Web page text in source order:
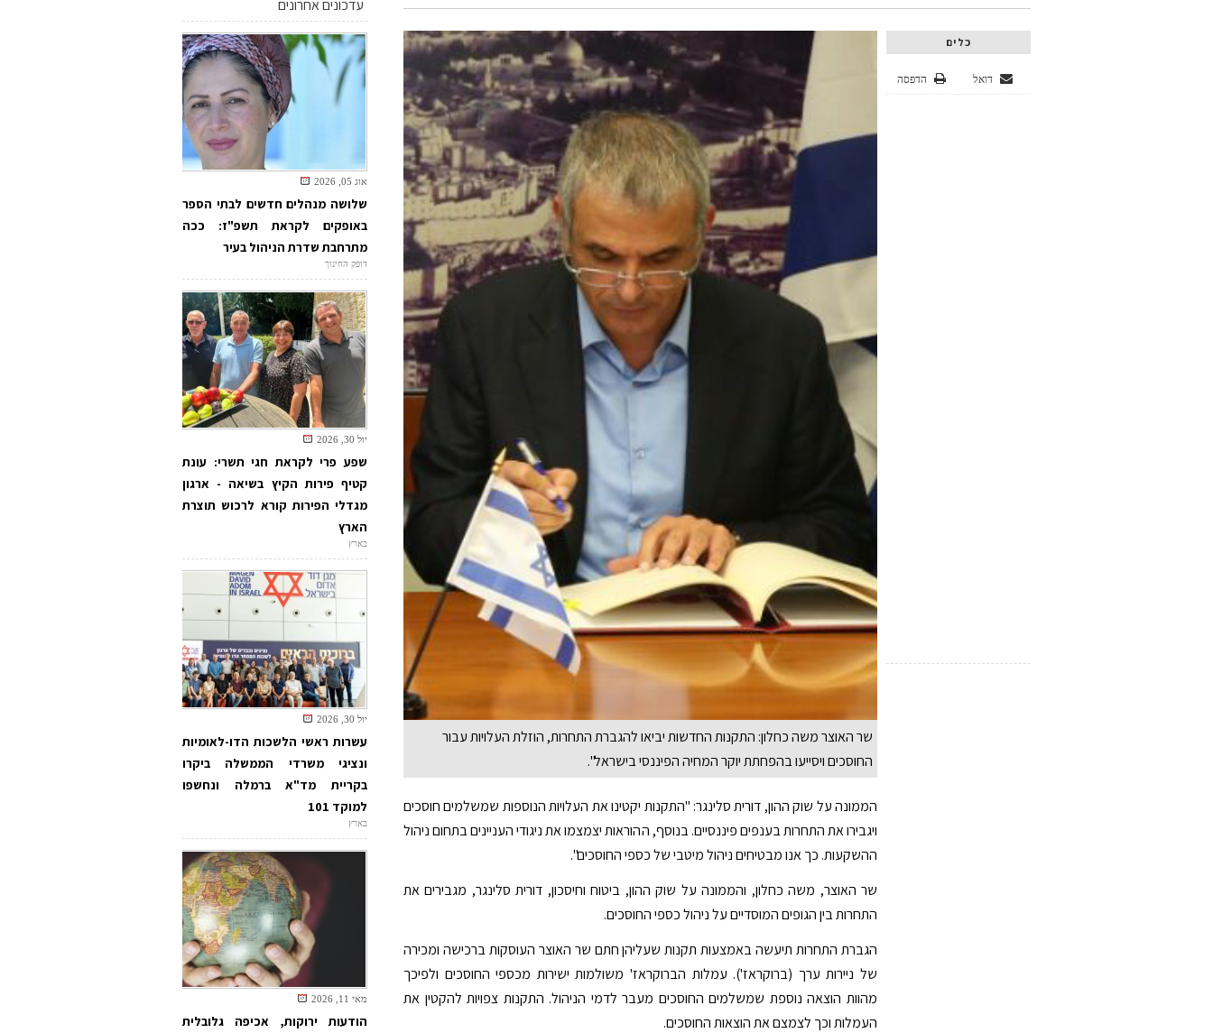
כלים
הדפסה דואל
שר האוצר משה כחלון: התקנות החדשות יביאו להגברת התחרות, הוזלת העלויות עבור
החוסכים ויסייעו בהפחתת יוקר המחיה הפיננסי בישראל".
הממונה על שוק ההון, דורית סלינגר: "התקנות יקטינו את העלויות הנוספות שמשלמים חוסכים
ויגבירו את התחרות בענפים פיננסיים. בנוסף, ההוראות יצמצמו את ניגודי העניינים בתחום ניהול
ההשקעות. כך אנו מבטיחים ניהול מיטבי של כספי החוסכים".
שר האוצר, משה כחלון, והממונה על שוק ההון, ביטוח וחיסכון, דורית סלינגר, מגבירים את
התחרות בין הגופים המוסדיים על ניהול כספי החוסכים.
הגברת התחרות תיעשה באמצעות תקנות שעליהן חתם שר האוצר העוסקות ברכישה ומכירה
של ניירות ערך (ברוקראז'). עמלות הברוקראז' משולמות ישירות מכספי החוסכים ולפיכך
מהוות הוצאה נוספת שמשלמים החוסכים מעבר לדמי הניהול. התקנות צפויות להקטין את
העמלות וכך לצמצם את הוצאות החוסכים.
עדכונים אחרונים
אוג 05, 2026
שלושה מנהלים חדשים לבתי הספר
באופקים לקראת תשפ"ז: ככה
מתרחבת שדרת הניהול בעיר
דופק החינוך
יול 30, 2026
שפע פרי לקראת חגי תשרי: עונת
קטיף פירות הקיץ בשיאה - ארגון
מגדלי הפירות קורא לרכוש תוצרת
הארץ
בארץ
יול 30, 2026
עשרות ראשי הלשכות הדו-לאומיות
ונציגי משרדי הממשלה ביקרו
בקריית מד"א ברמלה ונחשפו
למוקד 101
בארץ
מאי 11, 2026
הודעות ירוקות, אכיפה גלובלית